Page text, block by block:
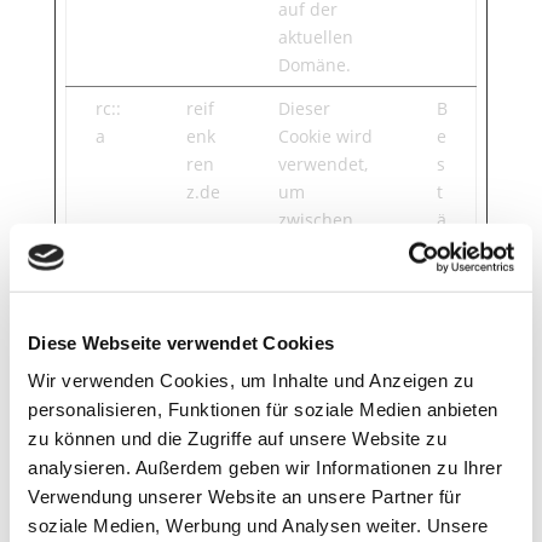
Diese Webseite verwendet Cookies
Wir verwenden Cookies, um Inhalte und Anzeigen zu
personalisieren, Funktionen für soziale Medien anbieten
zu können und die Zugriffe auf unsere Website zu
analysieren. Außerdem geben wir Informationen zu Ihrer
Verwendung unserer Website an unsere Partner für
soziale Medien, Werbung und Analysen weiter. Unsere
auf der
aktuellen
Domäne.
rc::
a
reif
enk
ren
z.de
Dieser
Cookie wird
verwendet,
um
zwischen
en. Dies ist
für die
webseite,
um gültige
Berichte
über die
Nutzung
B
e
s
t
ä
n
d